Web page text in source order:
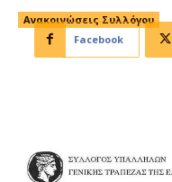
Ανακοινώσεις Συλλόγου
Facebook